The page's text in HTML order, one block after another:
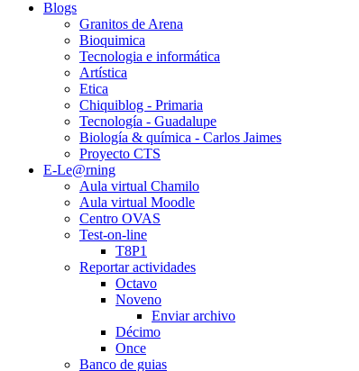
Blogs
Granitos de Arena
Bioquimica
Tecnologia e informática
Artística
Etica
Chiquiblog - Primaria
Tecnología - Guadalupe
Biología & química - Carlos Jaimes
Proyecto CTS
E-Le@rning
Aula virtual Chamilo
Aula virtual Moodle
Centro OVAS
Test-on-line
T8P1
Reportar actividades
Octavo
Noveno
Enviar archivo
Décimo
Once
Banco de guias